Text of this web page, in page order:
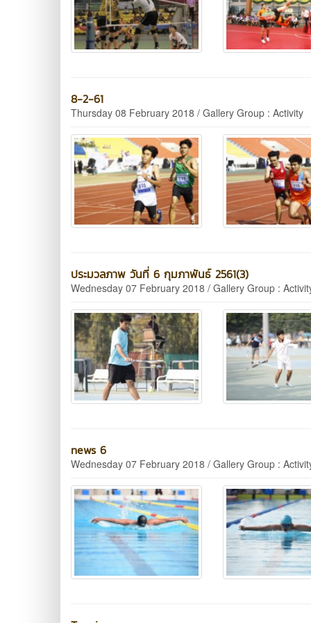
8-2-61
Thursday 08 February 2018 / Gallery Group : Activity
ประมวลภาพ วันที่ 6 กุมภาพันธ์ 2561(3)
Wednesday 07 February 2018 / Gallery Group :
news 6
Wednesday 07 February 2018 / Gallery Group :